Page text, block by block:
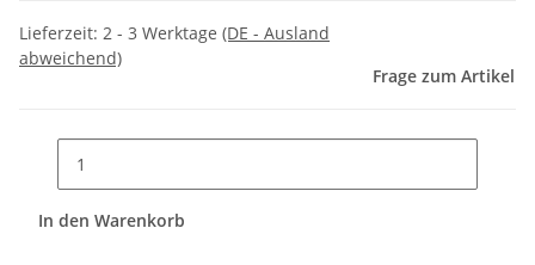
Lieferzeit: 2 - 3 Werktage (DE - Ausland
abweichend)
Frage zum Artikel
In den Warenkorb